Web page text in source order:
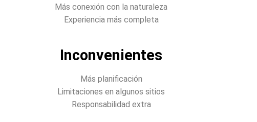
Más conexión con la naturaleza
Experiencia más completa
Inconvenientes
Más planificación
Limitaciones en algunos sitios
Responsabilidad extra